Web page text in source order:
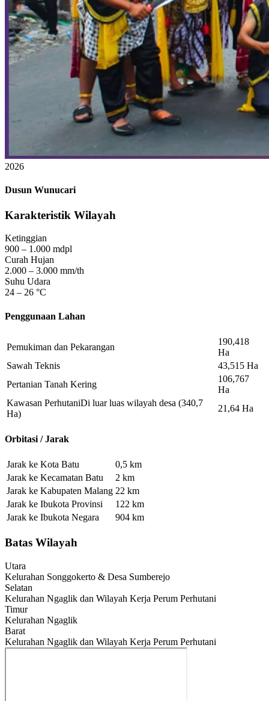
2026
Dusun Wunucari
Karakteristik Wilayah
Ketinggian
900 – 1.000 mdpl
Curah Hujan
2.000 – 3.000 mm/th
Suhu Udara
24 – 26 °C
Penggunaan Lahan
Pemukiman dan Pekarangan
190,418
Ha
Sawah Teknis
43,515 Ha
Pertanian Tanah Kering
106,767
Ha
Kawasan PerhutaniDi luar luas wilayah desa (340,7
Ha)
21,64 Ha
Orbitasi / Jarak
Jarak ke Kota Batu 0,5 km
Jarak ke Kecamatan Batu
2 km
Jarak ke Kabupaten Malang 22 km
Jarak ke Ibukota Provinsi
122 km
Jarak ke Ibukota Negara
904 km
Batas Wilayah
Utara
Kelurahan Songgokerto & Desa Sumberejo
Selatan
Kelurahan Ngaglik dan Wilayah Kerja Perum Perhutani
Timur
Kelurahan Ngaglik
Barat
Kelurahan Ngaglik dan Wilayah Kerja Perum Perhutani